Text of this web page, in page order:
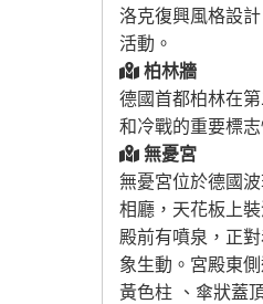
洛克復興風格設
活動。
柏林牆
德國首都柏林在
和冷戰的重要標志
無憂宮
無憂宮位於德國
相廳，天花板上
殿前有噴泉，正
象生動。宮殿東
黃色柱 、傘狀蓋